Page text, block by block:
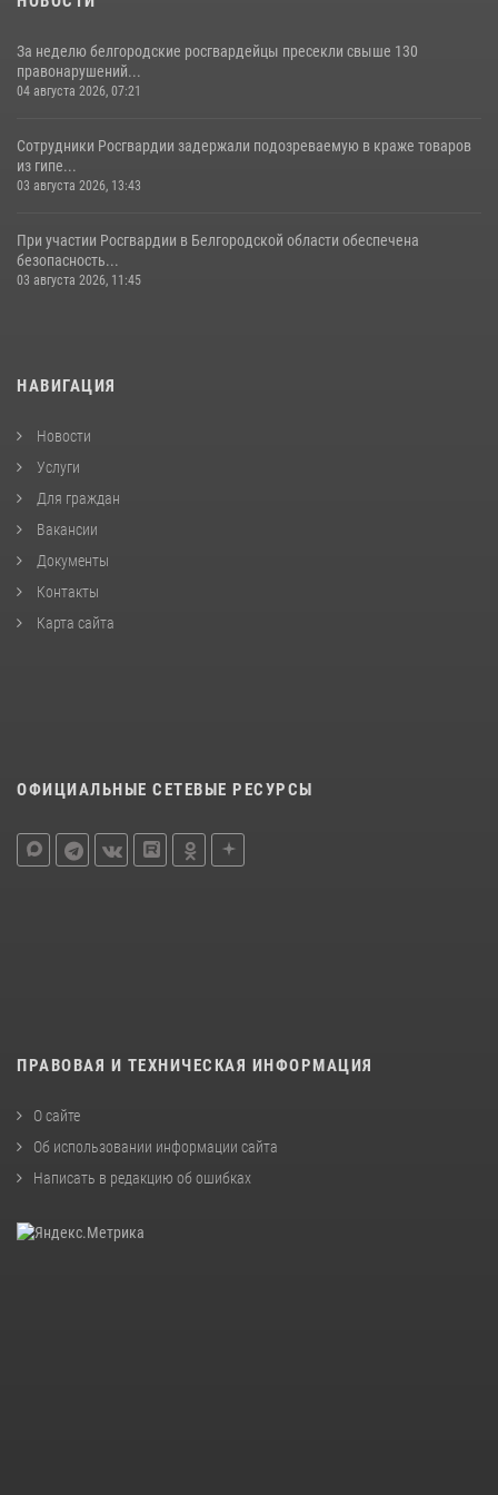
За неделю белгородские росгвардейцы пресекли свыше 130
правонарушений...
04 августа 2026, 07:21
Сотрудники Росгвардии задержали подозреваемую в краже товаров
из гипе...
03 августа 2026, 13:43
При участии Росгвардии в Белгородской области обеспечена
безопасность...
03 августа 2026, 11:45
НАВИГАЦИЯ
Новости
Услуги
Для граждан
Вакансии
Документы
Контакты
Карта сайта
ОФИЦИАЛЬНЫЕ СЕТЕВЫЕ РЕСУРСЫ
ПРАВОВАЯ И ТЕХНИЧЕСКАЯ ИНФОРМАЦИЯ
О сайте
Об использовании информации сайта
Написать в редакцию об ошибках